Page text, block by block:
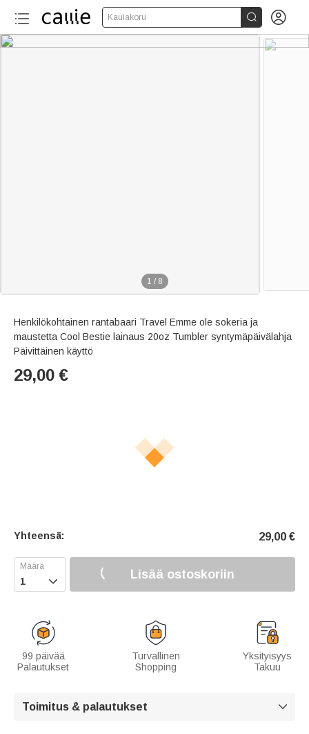
Kaulakoru  
1 / 8
Henkilökohtainen rantabaari Travel Emme ole sokeria ja
maustetta Cool Bestie lainaus 20oz Tumbler syntymäpäivälahja
Päivittäinen käyttö
29,00 €
Yhteensä: 29,00 €
 Lisää ostoskoriin
99 päivää
Palautukset
Turvallinen
Shopping
Yksityisyys
Takuu
Toimitus & palautukset 